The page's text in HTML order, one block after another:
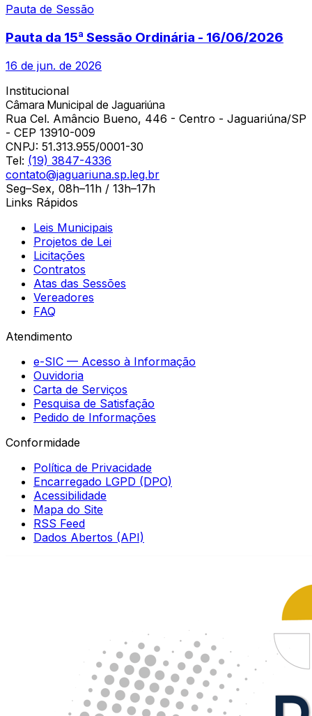
Pauta de Sessão
Pauta da 15ª Sessão Ordinária - 16/06/2026
16 de jun. de 2026
Institucional
Câmara Municipal de Jaguariúna
Rua Cel. Amâncio Bueno, 446 - Centro - Jaguariúna/SP
- CEP 13910-009
CNPJ: 51.313.955/0001-30
Tel: (19) 3847-4336
contato@jaguariuna.sp.leg.br
Seg–Sex, 08h–11h / 13h–17h
Links Rápidos
Leis Municipais
Projetos de Lei
Licitações
Contratos
Atas das Sessões
Vereadores
FAQ
Atendimento
e-SIC — Acesso à Informação
Ouvidoria
Carta de Serviços
Pesquisa de Satisfação
Pedido de Informações
Conformidade
Política de Privacidade
Encarregado LGPD (DPO)
Acessibilidade
Mapa do Site
RSS Feed
Dados Abertos (API)